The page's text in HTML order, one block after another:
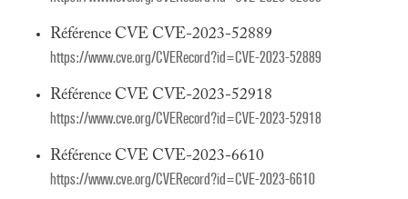
Référence CVE CVE-2023-52889
https://www.cve.org/CVERecord?id=CVE-2023-52889
Référence CVE CVE-2023-52918
https://www.cve.org/CVERecord?id=CVE-2023-52918
Référence CVE CVE-2023-6610
https://www.cve.org/CVERecord?id=CVE-2023-6610